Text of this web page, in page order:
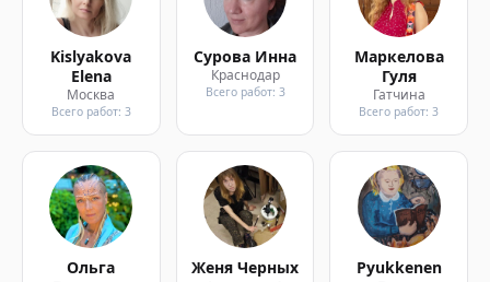
Kislyakova
Elena
Москва
Всего работ: 3
Сурова Инна
Краснодар
Всего работ: 3
Маркелова
Гуля
Гатчина
Всего работ: 3
Ольга
Женя Черных
Pyukkenen